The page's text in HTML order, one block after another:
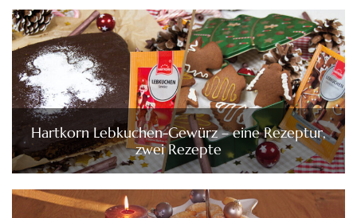
Hartkorn Lebkuchen-Gewürz – eine Rezeptur,
zwei Rezepte